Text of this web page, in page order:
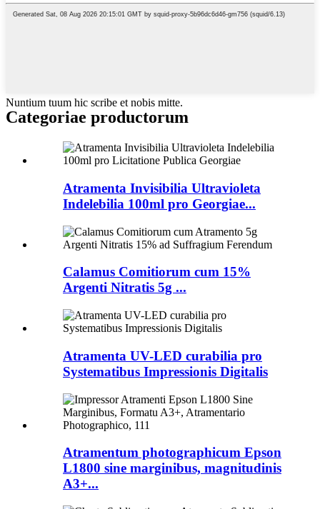
Nuntium tuum hic scribe et nobis mitte.
Categoriae productorum
Atramenta Invisibilia Ultravioleta
Indelebilia 100ml pro Georgiae...
Calamus Comitiorum cum 15%
Argenti Nitratis 5g ...
Atramenta UV-LED curabilia pro
Systematibus Impressionis Digitalis
Atramentum photographicum Epson
L1800 sine marginibus, magnitudinis
A3+...